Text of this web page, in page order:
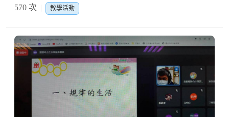
570 次
教學活動